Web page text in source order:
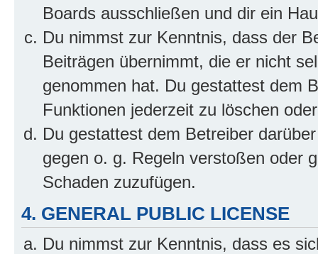
Boards ausschließen und dir ein
Du nimmst zur Kenntnis, dass der
Beiträgen übernimmt, die er nicht
genommen hat. Du gestattest dem
Funktionen jederzeit zu löschen
Du gestattest dem Betreiber
gegen o. g. Regeln verstoßen oder
Schaden zuzufügen.
4. GENERAL PUBLIC LICENSE
Du nimmst zur Kenntnis, dass es